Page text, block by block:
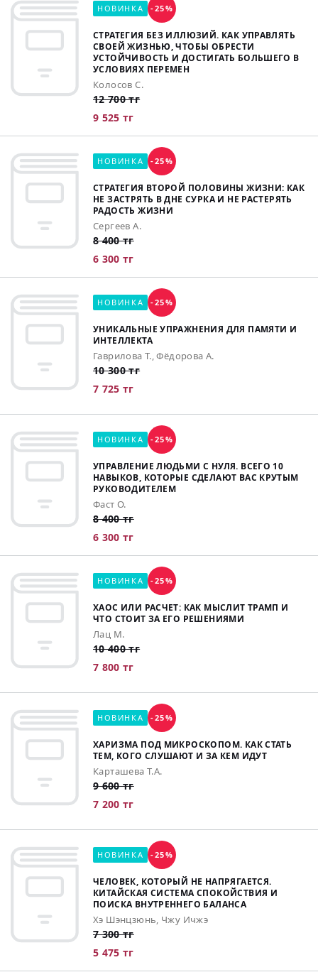
НОВИНКА -25%
СТРАТЕГИЯ БЕЗ ИЛЛЮЗИЙ. КАК УПРАВЛЯТЬ
СВОЕЙ ЖИЗНЬЮ, ЧТОБЫ ОБРЕСТИ
УСТОЙЧИВОСТЬ И ДОСТИГАТЬ БОЛЬШЕГО В
УСЛОВИЯХ ПЕРЕМЕН
Колосов С.
12 700 тг
9 525 тг
НОВИНКА -25%
СТРАТЕГИЯ ВТОРОЙ ПОЛОВИНЫ ЖИЗНИ: КАК
НЕ ЗАСТРЯТЬ В ДНЕ СУРКА И НЕ РАСТЕРЯТЬ
РАДОСТЬ ЖИЗНИ
Сергеев А.
8 400 тг
6 300 тг
НОВИНКА -25%
УНИКАЛЬНЫЕ УПРАЖНЕНИЯ ДЛЯ ПАМЯТИ И
ИНТЕЛЛЕКТА
Гаврилова Т., Фёдорова А.
10 300 тг
7 725 тг
НОВИНКА -25%
УПРАВЛЕНИЕ ЛЮДЬМИ С НУЛЯ. ВСЕГО 10
НАВЫКОВ, КОТОРЫЕ СДЕЛАЮТ ВАС КРУТЫМ
РУКОВОДИТЕЛЕМ
Фаст О.
8 400 тг
6 300 тг
НОВИНКА -25%
ХАОС ИЛИ РАСЧЕТ: КАК МЫСЛИТ ТРАМП И
ЧТО СТОИТ ЗА ЕГО РЕШЕНИЯМИ
Лац М.
10 400 тг
7 800 тг
НОВИНКА -25%
ХАРИЗМА ПОД МИКРОСКОПОМ. КАК СТАТЬ
ТЕМ, КОГО СЛУШАЮТ И ЗА КЕМ ИДУТ
Карташева Т.А.
9 600 тг
7 200 тг
НОВИНКА -25%
ЧЕЛОВЕК, КОТОРЫЙ НЕ НАПРЯГАЕТСЯ.
КИТАЙСКАЯ СИСТЕМА СПОКОЙСТВИЯ И
ПОИСКА ВНУТРЕННЕГО БАЛАНСА
Хэ Шэнцзюнь, Чжу Ичжэ
7 300 тг
5 475 тг